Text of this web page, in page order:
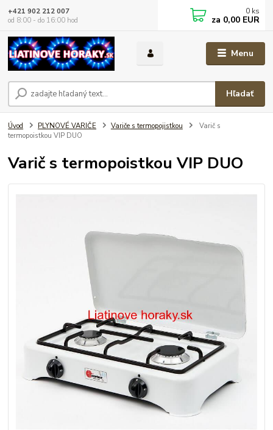
Menu
Hľadať
+421 902 212 007
od 8:00 - do 16:00 hod
0 ks
za 0,00 EUR
Úvod PLYNOVÉ VARIČE Variče s termopojistkou
Varič s
termopoistkou VIP DUO
Varič s termopoistkou VIP DUO